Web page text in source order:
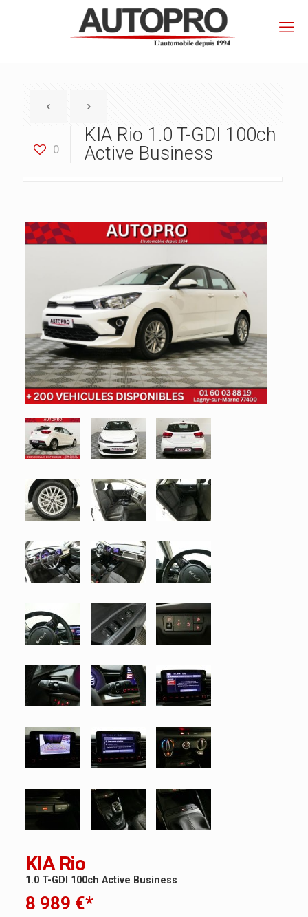
0
KIA Rio 1.0 T-GDI 100ch
Active Business
KIA Rio
1.0 T-GDI 100ch Active Business
8 989 €*